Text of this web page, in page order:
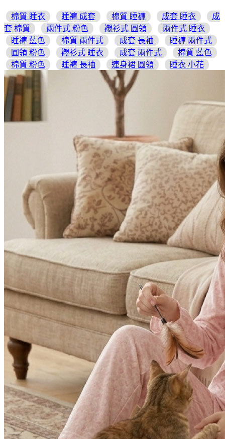
棉質 睡衣 睡褲 成套 棉質 睡褲 成套 睡衣
成
套 棉質
兩件式 粉色 襯衫式 圓領
兩件式 睡衣
睡褲 藍色
棉質 兩件式 成套 長袖
睡褲 兩件式
圓領 粉色
襯衫式 睡衣 成套 兩件式
棉質 藍色
棉質 粉色
睡褲 長袖 連身裙 圓領 睡衣 小花